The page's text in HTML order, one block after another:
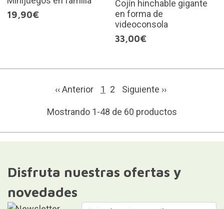
19,90€
Cojín hinchable gigante
en forma de
videoconsola
33,00€
‹‹ Anterior 1 2 Siguiente ››
Mostrando 1-48 de 60 productos
Disfruta nuestras ofertas y
novedades